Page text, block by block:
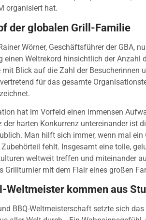
organisiert hat.
der globalen Grill-Familie
Wörner, Geschäftsführer der GBA,
einen Weltrekord hinsichtlich der Anzahl
mit Blick auf die Zahl der Besucherinnen
für das gesamte
hat im Vorfeld einen immensen
der harten Konkurrenz untereinander ist
Man hilft sich immer, wenn mal ein
fehlt. Insgesamt eine tolle,
weltweit treffen und miteinander
Grillturnier mit dem Flair eines großen
Weltmeister kommen aus
BBQ-Weltmeisterschaft setzte sich das